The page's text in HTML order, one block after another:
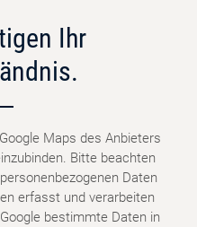
Ihr
Maps des Anbieters
Bitte beachten
Daten
erfasst und verarbeiten
bestimmte Daten in